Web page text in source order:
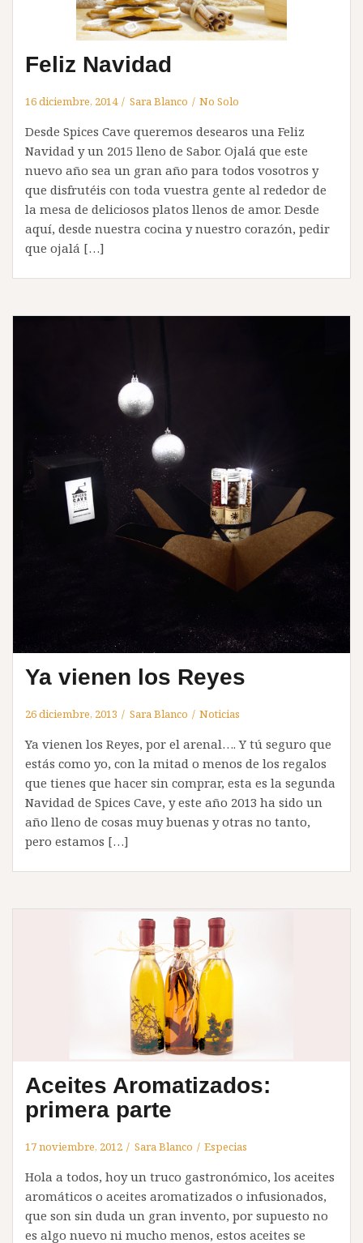
Feliz Navidad
16 diciembre, 2014 Sara Blanco No Solo
Desde Spices Cave queremos desearos una Feliz
Navidad y un 2015 lleno de Sabor. Ojalá que este
nuevo año sea un gran año para todos vosotros y
que disfrutéis con toda vuestra gente al rededor de
la mesa de deliciosos platos llenos de amor. Desde
aquí, desde nuestra cocina y nuestro corazón, pedir
que ojalá […]
Ya vienen los Reyes
26 diciembre, 2013 Sara Blanco Noticias
Ya vienen los Reyes, por el arenal…. Y tú seguro que
estás como yo, con la mitad o menos de los regalos
que tienes que hacer sin comprar, esta es la segunda
Navidad de Spices Cave, y este año 2013 ha sido un
año lleno de cosas muy buenas y otras no tanto,
pero estamos […]
Aceites Aromatizados:
primera parte
17 noviembre, 2012 Sara Blanco Especias
Hola a todos, hoy un truco gastronómico, los aceites
aromáticos o aceites aromatizados o infusionados,
que son sin duda un gran invento, por supuesto no
es algo nuevo ni mucho menos, estos aceites se